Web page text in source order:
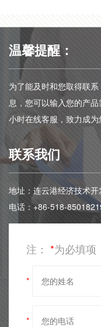
注： *为必填项
*
*
温馨提醒：
为了能及时和您取得联
息，您可以输入您的产
小时在线客服，致力成为
联系我们
地址：连云港经济技术
电话：+86-518-